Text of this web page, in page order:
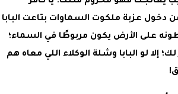
دخول عزبة ملكوت السماوات بتاعت البابا
على الأرض يكون مربوطًا في السماء؛
إلا لو البابا وشلة الوكلاء اللي معاه هم